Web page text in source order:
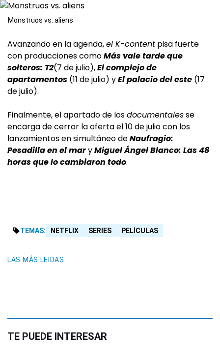
Monstruos vs. aliens
Avanzando en la agenda,el K-content pisa fuerte
con producciones comoMás vale tarde que
solteros: T2(7 de julio),El complejo de
apartamentos (11 de julio) yEl palacio del este (17
de julio).
Finalmente, el apartado de losdocumentalesse
encarga de cerrar la oferta el 10 de julio con los
lanzamientos en simultáneo deNaufragio:
Pesadilla en el maryMiguel Ángel Blanco: Las 48
horas que lo cambiaron todo.
TEMAS: NETFLIX SERIES PELÍCULAS
LAS MÁS LEIDAS
TE PUEDE INTERESAR